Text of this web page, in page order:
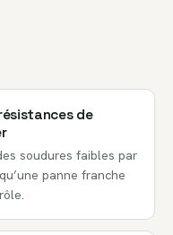
de
soudures faibles par
panne franche